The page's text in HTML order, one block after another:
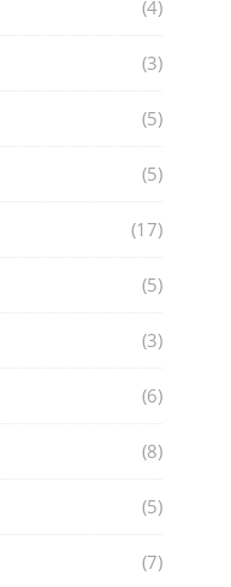
(4)
(3)
(5)
(5)
(17)
(5)
(3)
(6)
(8)
(5)
(7)